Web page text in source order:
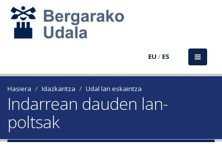
EU / ES
Hasiera Idazkaritza Udal lan eskaintza
Indarrean dauden lan-
poltsak